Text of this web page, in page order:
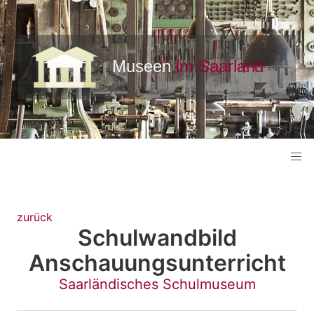
zurück
Schulwandbild
Anschauungsunterricht
Saarländisches Schulmuseum